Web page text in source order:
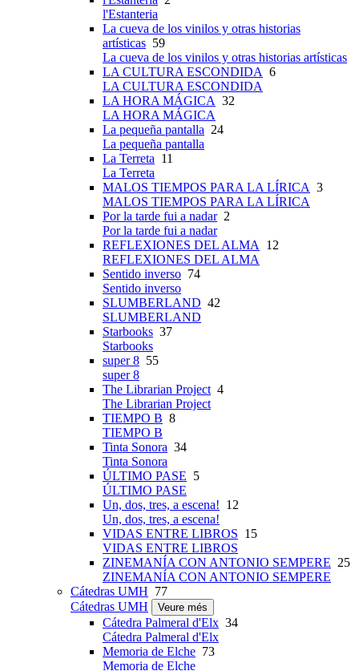
l'Estanteria
La cueva de los vinilos y otras historias
artísticas 59
La cueva de los vinilos y otras historias artísticas
LA CULTURA ESCONDIDA 6
LA CULTURA ESCONDIDA
LA HORA MÁGICA 32
LA HORA MÁGICA
La pequeña pantalla 24
La pequeña pantalla
La Terreta 11
La Terreta
MALOS TIEMPOS PARA LA LÍRICA 3
MALOS TIEMPOS PARA LA LÍRICA
Por la tarde fui a nadar2
Por la tarde fui a nadar
REFLEXIONES DEL ALMA
12
REFLEXIONES DEL ALMA
Sentido inverso 74
Sentido inverso
SLUMBERLAND 42
SLUMBERLAND
Starbooks 37
Starbooks
super 8 55
super 8
The Librarian Project 4
The Librarian Project
TIEMPO B 8
TIEMPO B
Tinta Sonora 34
Tinta Sonora
ÚLTIMO PASE 5
ÚLTIMO PASE
Un, dos, tres, a escena! 12
Un, dos, tres, a escena!
VIDAS ENTRE LIBROS 15
VIDAS ENTRE LIBROS
ZINEMANÍA CON ANTONIO SEMPERE 25
ZINEMANÍA CON ANTONIO SEMPERE
Cátedras UMH 77
Cátedras UMH
Veure més
Cátedra Palmeral d'Elx 34
Cátedra Palmeral d'Elx
Memoria de Elche 73
Memoria de Elche